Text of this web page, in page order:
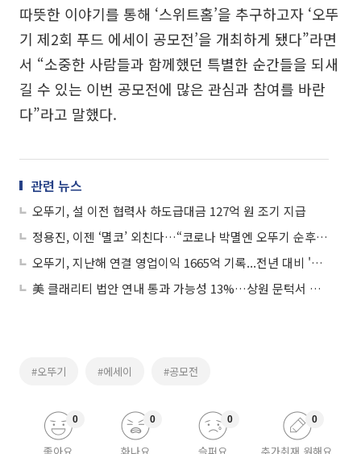
따뜻한 이야기를 통해 ‘스위트홈’을 추구하고자 ‘오뚜
기 제2회 푸드 에세이 공모전’을 개최하게 됐다”라면
서 “소중한 사람들과 함께했던 특별한 순간들을 되새
길 수 있는 이번 공모전에 많은 관심과 참여를 바란
다”라고 말했다.
관련 뉴스
오뚜기, 설 이전 협력사 하도급대금 127억 원 조기 지급
정용진, 이젠 ‘멸코’ 외친다…“코로나 박멸엔 오뚜기 순후추”
오뚜기, 지난해 연결 영업이익 1665억 기록...전년 대비 '16.1% 감소'
美 클래리티 법안 연내 통과 가능성 13%…상원 문턱서 제동
#오뚜기 #에세이 #공모전
좋아요
0
화나요
0
슬퍼요
0
추가취재 원해요
0